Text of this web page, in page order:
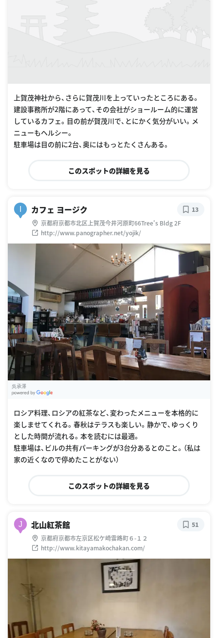
上賀茂神社から、さらに賀茂川を上っていったところにある。
建設事務所が2階にあって、その会社がショールーム的に運営
しているカフェ。目の前が賀茂川で、とにかく気分がいい。メ
ニューもヘルシー。
駐車場は目の前に2台、奥にはもっとたくさんある。
このスポットの詳細を見る
I カフェ ヨージク
京都府京都市北区上賀茂今井河原町66Tree's Bldg 2F
http://www.panographer.net/yojik/
13
吳承澤
ロシア料理、ロシアの紅茶など、変わったメニューを本格的に
楽しませてくれる。春秋はテラスも楽しい。静かで、ゆっくり
とした時間が流れる。本を読むには最適。
駐車場は、ビルの共有パーキングが3台分あるとのこと。（私は
家の近くなので停めたことがない）
このスポットの詳細を見る
J 北山紅茶館
京都府京都市左京区松ケ崎雲路町６-１２
http://www.kitayamakochakan.com/
51